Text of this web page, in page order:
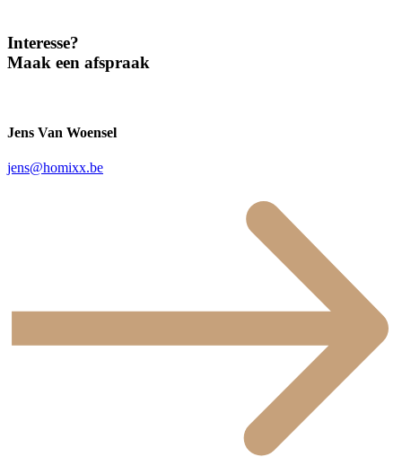
Interesse?
Maak een afspraak
Jens Van Woensel
jens@homixx.be